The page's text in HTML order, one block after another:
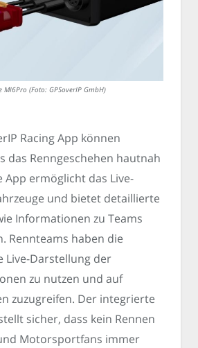
MI6Pro (Foto: GPSoverIP GmbH)
Racing App können
das Renngeschehen hautnah
App ermöglicht das Live-
und bietet detaillierte
Informationen zu Teams
Rennteams haben die
Live-Darstellung der
zu nutzen und auf
zuzugreifen. Der integrierte
sicher, dass kein Rennen
Motorsportfans immer